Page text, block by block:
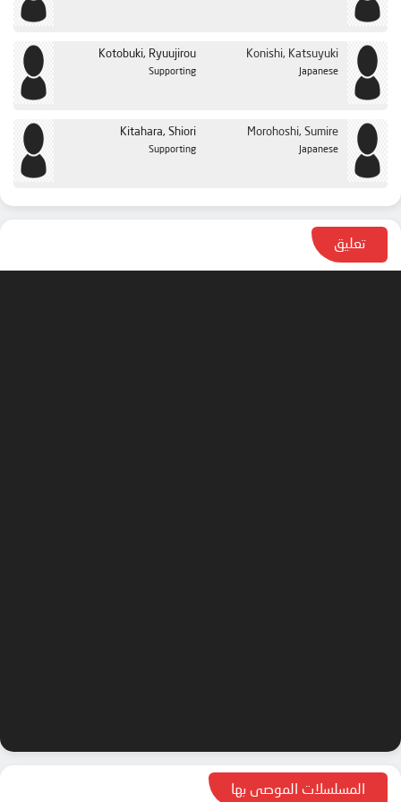
Kotobuki, Ryuujirou
Supporting
Konishi, Katsuyuki
Japanese
Kitahara, Shiori
Supporting
Morohoshi, Sumire
Japanese
تعليق
المسلسلات الموصى بها